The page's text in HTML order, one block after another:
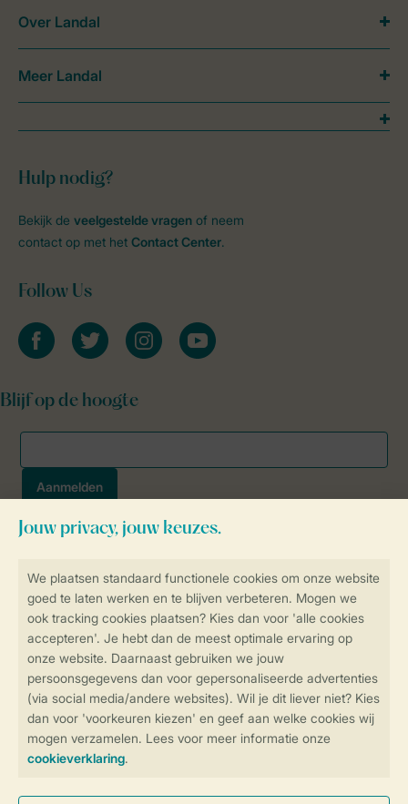
Controle over jouw gegevens &
privacy
SSL certificaat
Veilige gegevensoverdracht
Veilige betaling
Hulp nodig?
Bekijk de veelgestelde vragen of neem
contact op met het Contact Center.
Follow Us
facebooktwitter instagramyoutube
Blijf op de hoogte
Over Landal
Meer Landal